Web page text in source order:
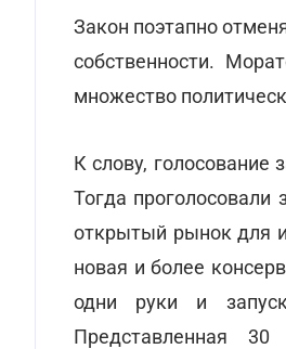
Закон поэтапно
собственности.
множество
К слову, голосование
Тогда
открытый рынок для
новая и более
одни руки и
Представленная